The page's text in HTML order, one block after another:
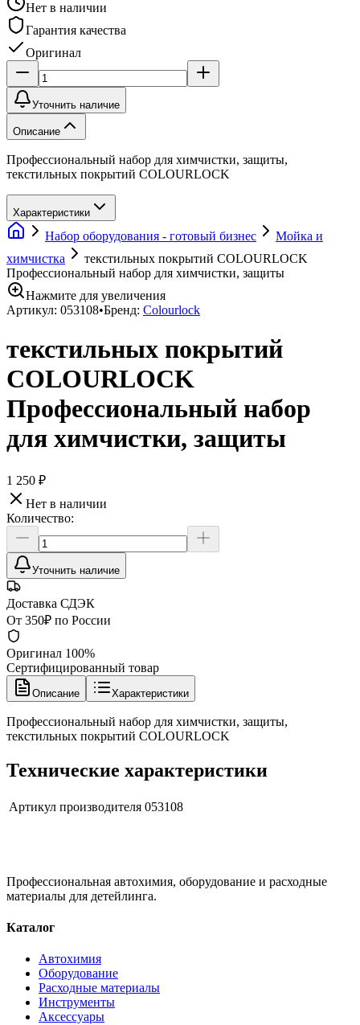
Нет в наличии
Гарантия качества
Оригинал
Уточнить наличие
Описание
Профессиональный набор для химчистки, защиты,
текстильных покрытий COLOURLOCK
Характеристики
Набор оборудования - готовый бизнес
Мойка и
химчистка
текстильных покрытий COLOURLOCK
Профессиональный набор для химчистки, защиты
Нажмите для увеличения
Артикул: 053108•Бренд: Colourlock
текстильных покрытий
COLOURLOCK
Профессиональный набор
для химчистки, защиты
1 250 ₽
Нет в наличии
Количество:
Уточнить наличие
Доставка СДЭК
От 350₽ по России
Оригинал 100%
Сертифицированный товар
Описание Характеристики
Профессиональный набор для химчистки, защиты,
текстильных покрытий COLOURLOCK
Технические характеристики
Артикул производителя 053108
Профессиональная автохимия, оборудование и расходные
материалы для детейлинга.
Каталог
Автохимия
Оборудование
Расходные материалы
Инструменты
Аксессуары